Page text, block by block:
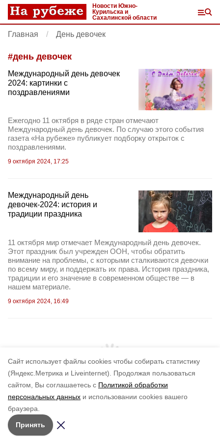
Cайт использует файлы cookies чтобы собирать статистику
(Яндекс.Метрика и Liveinternet).
Продолжая пользоваться
сайтом, Вы соглашаетесь с Политикой обработки
персональных данных и использовании cookies вашего
браузера.
Принять
Новости Южно-
Курильска и
Сахалинской области
Главная День девочек
#день девочек
Международный день девочек
2024: картинки с
поздравлениями
Ежегодно 11 октября в ряде стран отмечают
Международный день девочек. По случаю этого события
газета «На рубеже» публикует подборку открыток с
поздравлениями.
9 октября 2024, 17:25
Международный день
девочек-2024: история и
традиции праздника
11 октября мир отмечает Международный день девочек.
Этот праздник был учрежден ООН, чтобы обратить
внимание на проблемы, с которыми сталкиваются девочки
по всему миру, и поддержать их права. История праздника,
традиции и его значение в современном обществе — в
нашем материале.
9 октября 2024, 16:49